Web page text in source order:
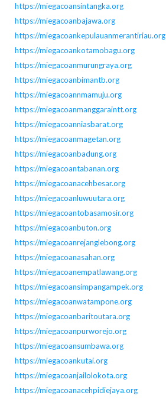
https://miegacoansintangka.org
https://miegacoanbajawa.org
https://miegacoankepulauanmerantiriau.org
https://miegacoankotamobagu.org
https://miegacoanmurungraya.org
https://miegacoanbimantb.org
https://miegacoannmamuju.org
https://miegacoanmanggaraintt.org
https://miegacoanniasbarat.org
https://miegacoanmagetan.org
https://miegacoanbadung.org
https://miegacoantabanan.org
https://miegacoanacehbesar.org
https://miegacoanluwuutara.org
https://miegacoantobasamosir.org
https://miegacoanbuton.org
https://miegacoanrejanglebong.org
https://miegacoanasahan.org
https://miegacoanempatlawang.org
https://miegacoansimpangampek.org
https://miegacoanwatampone.org
https://miegacoanbaritoutara.org
https://miegacoanpurworejo.org
https://miegacoansumbawa.org
https://miegacoankutai.org
https://miegacoanjailolokota.org
https://miegacoanacehpidiejaya.org